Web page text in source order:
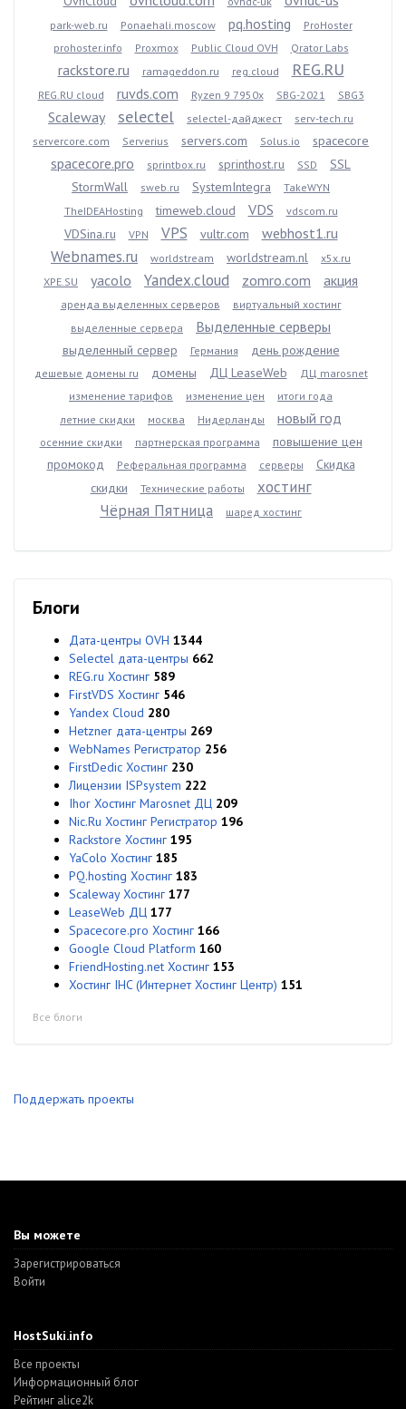
park-web.ru Ponaehali.moscow pq.hosting
ProHoster
prohoster.info
Proxmox Public Cloud OVH Qrator Labs
rackstore.ru ramageddon.ru reg.cloud REG.RU
REG.RU cloud ruvds.com Ryzen 9 7950x SBG-2021 SBG3
Scaleway selectel selectel-дайджест
serv-tech.ru
servercore.com
Serverius servers.com Solus.io spacecore
spacecore.pro sprintbox.ru sprinthost.ru SSD
SSL
StormWall
sweb.ru SystemIntegra
TakeWYN
TheIDEAHosting
timeweb.cloud VDS vdscom.ru
VDSina.ru VPN VPS vultr.com webhost1.ru
Webnames.ru worldstream worldstream.nl
x5x.ru
XPE.SU
yacolo Yandex.cloud zomro.com акция
аренда выделенных серверов
виртуальный хостинг
выделенные сервера
Выделенные серверы
выделенный сервер Германия день рождение
дешевые домены ru домены ДЦ LeaseWeb
ДЦ marosnet
изменение тарифов
изменение цен
итоги года
летние скидки
москва Нидерланды новый год
осенние скидки партнерская программа
повышение цен
промокод
Реферальная программа серверы
Скидка
скидки
Технические работы
хостинг
Чёрная Пятница
шаред хостинг
Блоги
Дата-центры OVH 1344
Selectel дата-центры 662
REG.ru Хостинг 589
FirstVDS Хостинг 546
Yandex Cloud 280
Hetzner дата-центры 269
WebNames Регистратор 256
FirstDedic Хостинг 230
Лицензии ISPsystem 222
Ihor Хостинг Marosnet ДЦ 209
Nic.Ru Хостинг Регистратор 196
Rackstore Хостинг 195
YaColo Хостинг 185
PQ.hosting Хостинг 183
Scaleway Хостинг 177
LeaseWeb ДЦ 177
Spacecore.pro Хостинг 166
Google Cloud Platform 160
FriendHosting.net Хостинг 153
Хостинг IHC (Интернет Хостинг Центр) 151
Все блоги
Поддержать проекты
Вы можете
Зарегистрироваться
Войти
HostSuki.info
Все проекты
Информационный блог
Рейтинг alice2k